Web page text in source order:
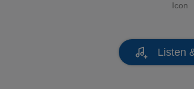
Icon
Listen